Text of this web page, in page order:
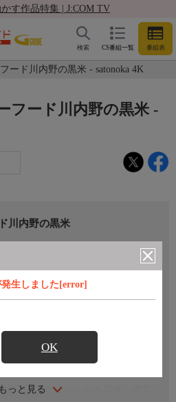
す作品特集 | J:COM TV
CS番組一覧 番組表
検索
ード川内野の黒米 - satonoka 4K
生しました[error]
OK
フード川内野の黒米 -
川内野の黒米
もっと見る
アプリ視聴
愛用したと伝えられる黒米。標高